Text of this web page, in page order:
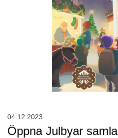
Öppna Julbyar
04.12.2023